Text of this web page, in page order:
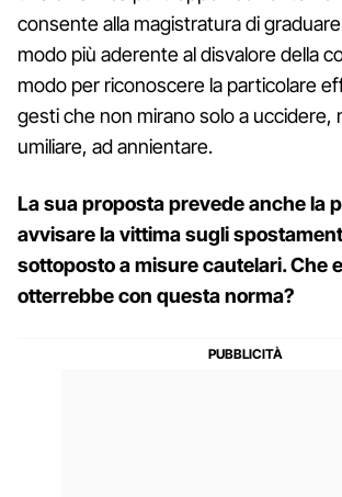
consente alla magistratura di
modo più aderente al disvalore della
modo per riconoscere la particolare
gesti che non mirano solo a uccidere,
umiliare, ad annientare.
La sua proposta prevede anche la
avvisare la vittima sugli
sottoposto a misure cautelari. Che
otterrebbe con questa norma?